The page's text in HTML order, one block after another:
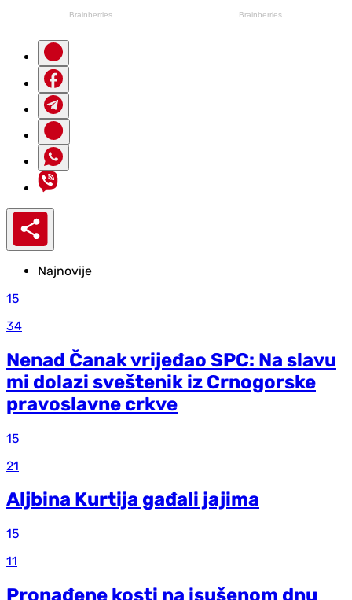
Najnovije
15
34
Nenad Čanak vrijeđao SPC: Na slavu
mi dolazi sveštenik iz Crnogorske
pravoslavne crkve
15
21
Aljbina Kurtija gađali jajima
15
11
Pronađene kosti na isušenom dnu